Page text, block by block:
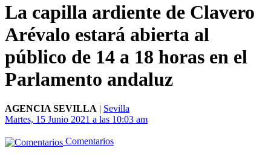
La capilla ardiente de Clavero
Arévalo estará abierta al
público de 14 a 18 horas en el
Parlamento andaluz
AGENCIA SEVILLA | Sevilla
Martes, 15 Junio 2021 a las 10:03 am
Comentarios